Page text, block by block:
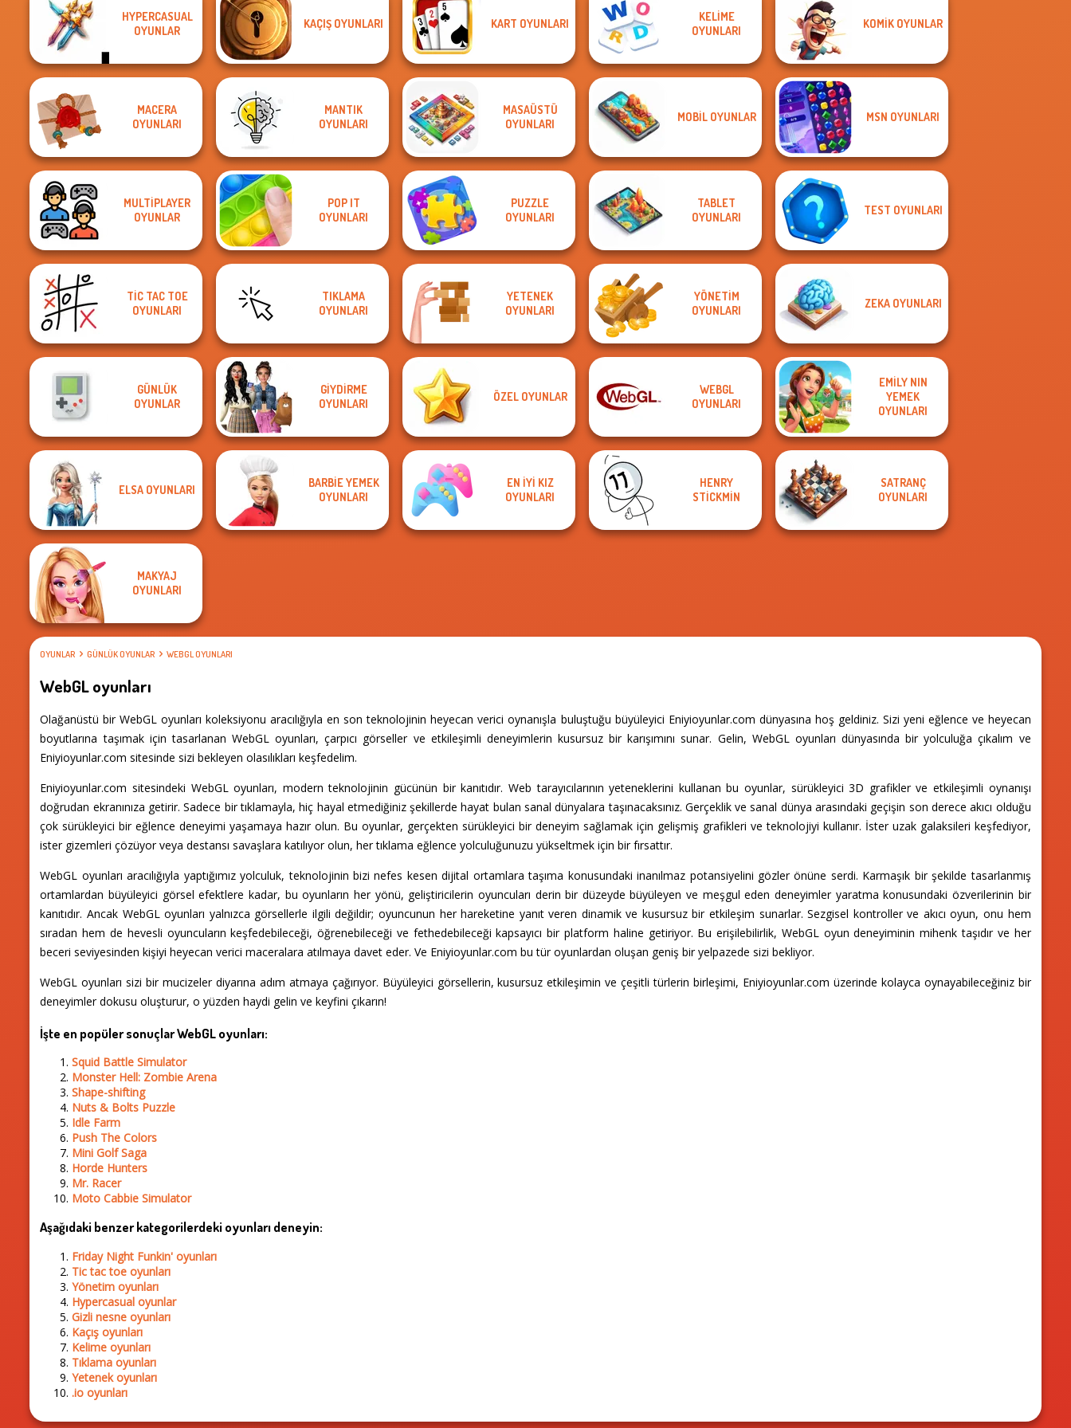
HYPERCASUAL
OYUNLAR
KAÇIŞ OYUNLARI KART OYUNLARI
KELIME
OYUNLARI
KOMIK OYUNLAR
MACERA
OYUNLARI
MANTIK
OYUNLARI
MASAÜSTÜ
OYUNLARI
MOBIL OYUNLAR MSN OYUNLARI
MULTIPLAYER
OYUNLAR
POP IT
OYUNLARI
PUZZLE
OYUNLARI
TABLET
OYUNLARI
TEST OYUNLARI
TIC TAC TOE
OYUNLARI
TIKLAMA
OYUNLARI
YETENEK
OYUNLARI
YÖNETIM
OYUNLARI
ZEKA OYUNLARI
GÜNLÜK
OYUNLAR
GIYDIRME
OYUNLARI
ÖZEL OYUNLAR
WEBGL
OYUNLARI
EMILY NIN
YEMEK
OYUNLARI
ELSA OYUNLARI
BARBIE YEMEK
OYUNLARI
EN IYI KIZ
OYUNLARI
HENRY
STICKMIN
SATRANÇ
OYUNLARI
MAKYAJ
OYUNLARI
OYUNLAR GÜNLÜK OYUNLAR WEBGL OYUNLARI
WebGL oyunları
Olağanüstü bir WebGL oyunları koleksiyonu aracılığıyla en son teknolojinin heyecan verici oynanışla buluştuğu büyüleyici Eniyioyunlar.com dünyasına hoş geldiniz. Sizi yeni eğlence ve heyecan
boyutlarına taşımak için tasarlanan WebGL oyunları, çarpıcı görseller ve etkileşimli deneyimlerin kusursuz bir karışımını sunar. Gelin, WebGL oyunları dünyasında bir yolculuğa çıkalım ve
Eniyioyunlar.com sitesinde sizi bekleyen olasılıkları keşfedelim.
Eniyioyunlar.com sitesindeki WebGL oyunları, modern teknolojinin gücünün bir kanıtıdır. Web tarayıcılarının yeteneklerini kullanan bu oyunlar, sürükleyici 3D grafikler ve etkileşimli oynanışı
doğrudan ekranınıza getirir. Sadece bir tıklamayla, hiç hayal etmediğiniz şekillerde hayat bulan sanal dünyalara taşınacaksınız. Gerçeklik ve sanal dünya arasındaki geçişin son derece akıcı olduğu
çok sürükleyici bir eğlence deneyimi yaşamaya hazır olun. Bu oyunlar, gerçekten sürükleyici bir deneyim sağlamak için gelişmiş grafikleri ve teknolojiyi kullanır. İster uzak galaksileri keşfediyor,
ister gizemleri çözüyor veya destansı savaşlara katılıyor olun, her tıklama eğlence yolculuğunuzu yükseltmek için bir fırsattır.
WebGL oyunları aracılığıyla yaptığımız yolculuk, teknolojinin bizi nefes kesen dijital ortamlara taşıma konusundaki inanılmaz potansiyelini gözler önüne serdi. Karmaşık bir şekilde tasarlanmış
ortamlardan büyüleyici görsel efektlere kadar, bu oyunların her yönü, geliştiricilerin oyuncuları derin bir düzeyde büyüleyen ve meşgul eden deneyimler yaratma konusundaki özverilerinin bir
kanıtıdır. Ancak WebGL oyunları yalnızca görsellerle ilgili değildir; oyuncunun her hareketine yanıt veren dinamik ve kusursuz bir etkileşim sunarlar. Sezgisel kontroller ve akıcı oyun, onu hem
sıradan hem de hevesli oyuncuların keşfedebileceği, öğrenebileceği ve fethedebileceği kapsayıcı bir platform haline getiriyor. Bu erişilebilirlik, WebGL oyun deneyiminin mihenk taşıdır ve her
beceri seviyesinden kişiyi heyecan verici maceralara atılmaya davet eder. Ve Eniyioyunlar.com bu tür oyunlardan oluşan geniş bir yelpazede sizi bekliyor.
WebGL oyunları sizi bir mucizeler diyarına adım atmaya çağırıyor. Büyüleyici görsellerin, kusursuz etkileşimin ve çeşitli türlerin birleşimi, Eniyioyunlar.com üzerinde kolayca oynayabileceğiniz bir
deneyimler dokusu oluşturur, o yüzden haydi gelin ve keyfini çıkarın!
İşte en popüler sonuçlar WebGL oyunları:
Squid Battle Simulator
Monster Hell: Zombie Arena
Shape-shifting
Nuts & Bolts Puzzle
Idle Farm
Push The Colors
Mini Golf Saga
Horde Hunters
Mr. Racer
Moto Cabbie Simulator
Aşağıdaki benzer kategorilerdeki oyunları deneyin:
Friday Night Funkin' oyunları
Tic tac toe oyunları
Yönetim oyunları
Hypercasual oyunlar
Gizli nesne oyunları
Kaçış oyunları
Kelime oyunları
Tıklama oyunları
Yetenek oyunları
.io oyunları